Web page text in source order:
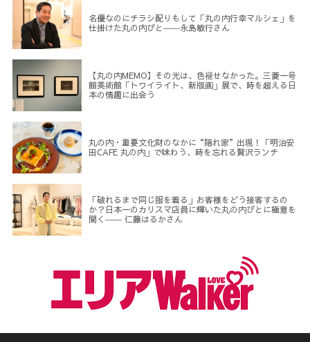
名優なのにチラシ配りもして「丸の内行幸マルシェ」を
仕掛けた丸の内びと――永島敏行さん
【丸の内MEMO】その光は、色褪せなかった。三菱一号
館美術館「トワイライト、新版画」展で、時を超える日
本の情趣に出会う
丸の内・重要文化財のなかに“隠れ家”出現！「明治安
田CAFE 丸の内」で味わう、時を忘れる贅沢ランチ
「破れるまで同じ服を着る」お客様をどう接客するの
か？日本一のカリスマ店員に輝いた丸の内びとに極意を
聞く―― 仁藤はるかさん